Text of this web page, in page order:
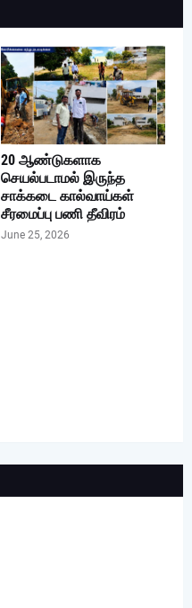
20 ஆண்டுகளாக
செயல்படாமல் இருந்த
சாக்கடை கால்வாய்கள்
சீரமைப்பு பணி தீவிரம்
June 25, 2026